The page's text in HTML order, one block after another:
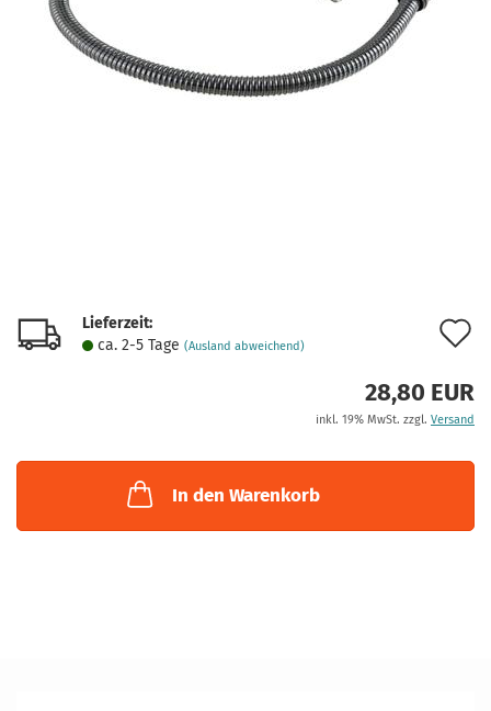
Lieferzeit:
ca. 2-5 Tage (Ausland abweichend)
28,80 EUR
inkl. 19% MwSt. zzgl. Versand
In den Warenkorb